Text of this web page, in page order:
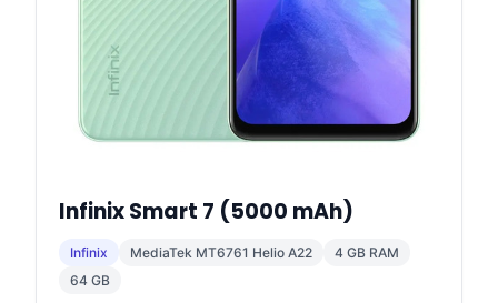
Infinix Smart 7 (5000 mAh)
Infinix MediaTek MT6761 Helio A22
4 GB RAM
64 GB